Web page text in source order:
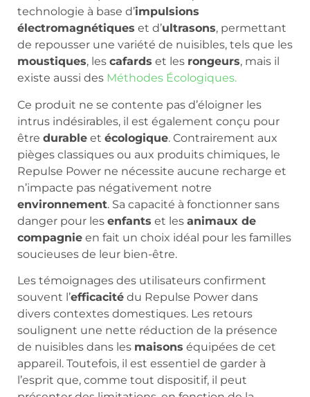
technologie à base d’impulsions
électromagnétiques et d’ultrasons, permettant
de repousser une variété de nuisibles, tels que les
moustiques, les cafards et les rongeurs, mais il
existe aussi des Méthodes Écologiques.
Ce produit ne se contente pas d’éloigner les
intrus indésirables, il est également conçu pour
être durable et écologique. Contrairement aux
pièges classiques ou aux produits chimiques, le
Repulse Power ne nécessite aucune recharge et
n’impacte pas négativement notre
environnement. Sa capacité à fonctionner sans
danger pour les enfants et les animaux de
compagnie en fait un choix idéal pour les familles
soucieuses de leur bien-être.
Les témoignages des utilisateurs confirment
souvent l’efficacité du Repulse Power dans
divers contextes domestiques. Les retours
soulignent une nette réduction de la présence
de nuisibles dans les maisons équipées de cet
appareil. Toutefois, il est essentiel de garder à
l’esprit que, comme tout dispositif, il peut